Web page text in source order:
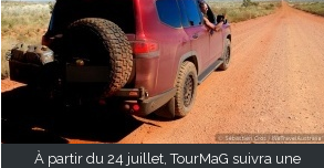
À partir du 24 juillet, TourMaG suivra une